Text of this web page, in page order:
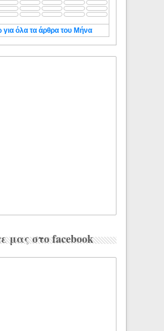
για όλα τα άρθρα του Μήνα
μας στο facebook